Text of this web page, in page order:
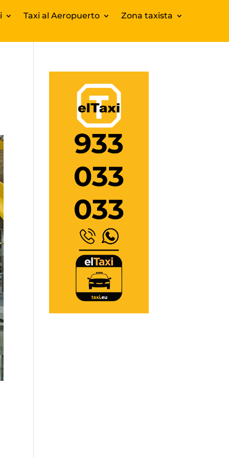
Taxi al Aeropuerto Zona taxista